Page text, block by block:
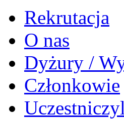
Rekrutacja
O nas
Dyżury /
Członkowie